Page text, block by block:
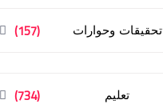
تحقيقات وحوارات (157)
تعليم (734)